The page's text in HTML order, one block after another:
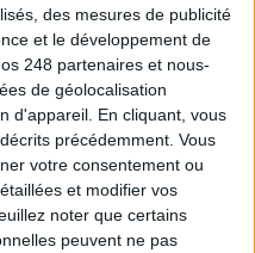
des mesures de publicité
et le développement de
248 partenaires et nous-
de géolocalisation
d'appareil. En cliquant, vous
précédemment. Vous
votre consentement ou
et modifier vos
noter que certains
peuvent ne pas
vouspour publier un commentaire
ce que l’IA change vraiment pour